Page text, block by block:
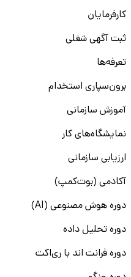
کارفرمایان
ثبت آگهی شغلی
تعرفه‌ها
برون‌سپاری استخدام
آموزش سازمانی
نمایشگاه‌های کار
ارزیابی سازمانی
آکادمی (بوت‌کمپ)
دوره هوش مصنوعی (AI)
دوره تحلیل داده
دوره فرانت اند با ری‌اکت